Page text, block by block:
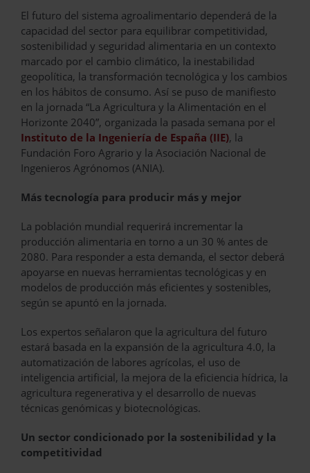
El futuro del sistema agroalimentario dependerá de la
capacidad del sector para equilibrar competitividad,
sostenibilidad y seguridad alimentaria en un contexto
marcado por el cambio climático, la inestabilidad
geopolítica, la transformación tecnológica y los cambios
en los hábitos de consumo. Así se puso de manifiesto
en la jornada “La Agricultura y la Alimentación en el
Horizonte 2040”, organizada la pasada semana por el
Instituto de la Ingeniería de España (IIE), la
Fundación Foro Agrario y la Asociación Nacional de
Ingenieros Agrónomos (ANIA).
Más tecnología para producir más y mejor
La población mundial requerirá incrementar la
producción alimentaria en torno a un 30 % antes de
2080. Para responder a esta demanda, el sector deberá
apoyarse en nuevas herramientas tecnológicas y en
modelos de producción más eficientes y sostenibles,
según se apuntó en la jornada.
Los expertos señalaron que la agricultura del futuro
estará basada en la expansión de la agricultura 4.0, la
automatización de labores agrícolas, el uso de
inteligencia artificial, la mejora de la eficiencia hídrica, la
agricultura regenerativa y el desarrollo de nuevas
técnicas genómicas y biotecnológicas.
Un sector condicionado por la sostenibilidad y la
competitividad